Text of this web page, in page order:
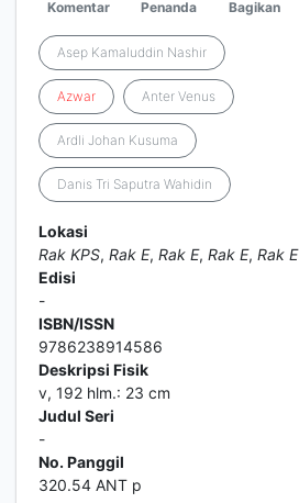
Komentar Penanda Bagikan
Asep Kamaluddin Nashir
Azwar Anter Venus
Ardli Johan Kusuma
Danis Tri Saputra Wahidin
Lokasi
Rak KPS, Rak E, Rak E, Rak E, Rak E
Edisi
-
ISBN/ISSN
9786238914586
Deskripsi Fisik
v, 192 hlm.: 23 cm
Judul Seri
-
No. Panggil
320.54 ANT p